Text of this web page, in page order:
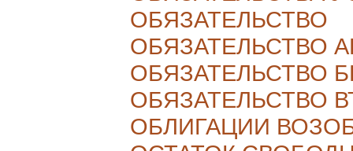
ОБЯЗАТЕЛЬСТВО
ОБЯЗАТЕЛЬСТВО
ОБЯЗАТЕЛЬСТВО
ОБЯЗАТЕЛЬСТВО
ОБЛИГАЦИИ